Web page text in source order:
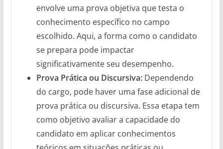
envolve uma prova objetiva que testa o
conhecimento específico no campo
escolhido. Aqui, a forma como o candidato
se prepara pode impactar
significativamente seu desempenho.
Prova Prática ou Discursiva:Dependendo
do cargo, pode haver uma fase adicional de
prova prática ou discursiva. Essa etapa tem
como objetivo avaliar a capacidade do
candidato em aplicar conhecimentos